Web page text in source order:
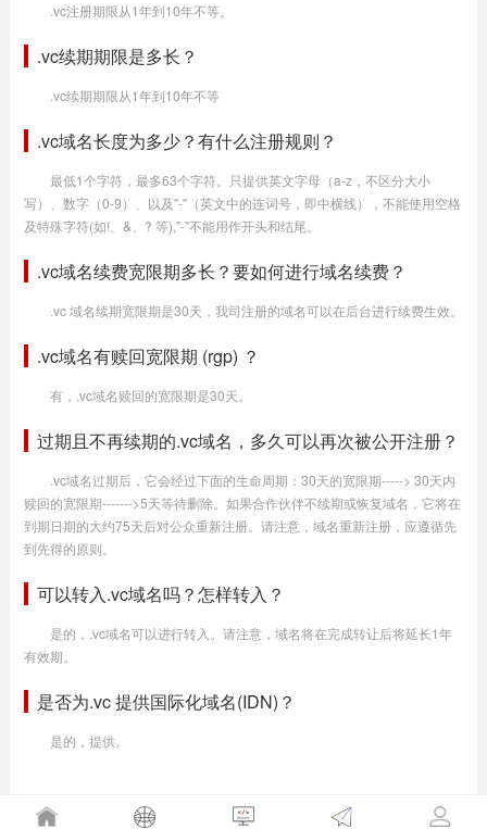
.vc注册期限从1年到10年不等。
.vc续期期限是多长？
.vc续期期限从1年到10年不等
.vc域名长度为多少？有什么注册规则？
最低1个字符，最多63个字符。只提供英文字母（a-z，不区分大小
写）、数字（0-9）、以及"-"（英文中的连词号，即中横线），不能使用空格
及特殊字符(如!、&、? 等),"-"不能用作开头和结尾。
.vc域名续费宽限期多长？要如何进行域名续费？
.vc 域名续期宽限期是30天，我司注册的域名可以在后台进行续费生效。
.vc域名有赎回宽限期 (rgp) ？
有，.vc域名赎回的宽限期是30天。
过期且不再续期的.vc域名，多久可以再次被公开注册？
.vc域名过期后，它会经过下面的生命周期：30天的宽限期-----> 30天内
赎回的宽限期------->5天等待删除。如果合作伙伴不续期或恢复域名，它将在
到期日期的大约75天后对公众重新注册。请注意，域名重新注册，应遵循先
到先得的原则。
可以转入.vc域名吗？怎样转入？
是的，.vc域名可以进行转入。请注意，域名将在完成转让后将延长1年
有效期。
是否为.vc 提供国际化域名(IDN)？
是的，提供。